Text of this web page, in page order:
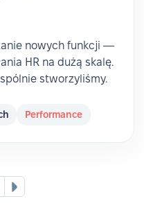
nowych funkcji —
HR na dużą skalę.
stworzyliśmy.
Performance